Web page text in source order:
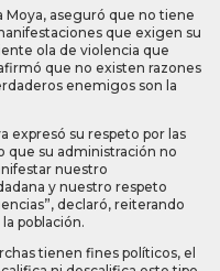
Moya, aseguró que no tiene
que exigen su
ola de violencia que
que no existen razones
enemigos son la
expresó su respeto por las
que su administración no
nuestro
y nuestro respeto
declaró, reiterando
población.
tienen fines políticos, el